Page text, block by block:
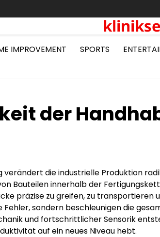
IMPROVEMENT SPORTS
der
die industrielle Produktion
Bauteilen innerhalb der
präzise zu greifen, zu transportieren
sondern beschleunigen die
und fortschrittlicher Sensorik
auf ein neues Niveau hebt.